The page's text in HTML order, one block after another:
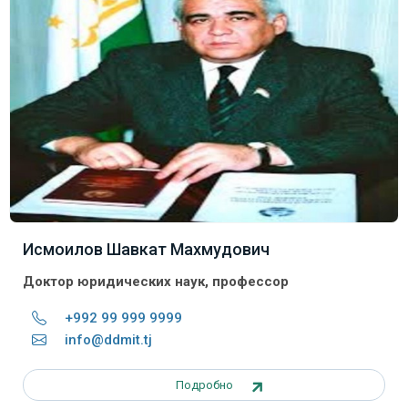
Исмоилов Шавкат Махмудович
Доктор юридических наук, профессор
+992 99 999 9999
info@ddmit.tj
Подробно